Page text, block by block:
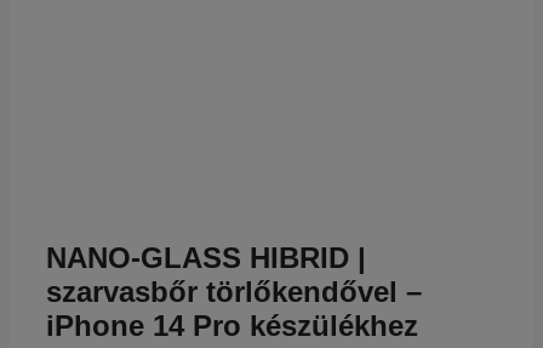
NANO-GLASS HIBRID |
szarvasbőr törlőkendővel –
iPhone 14 Pro készülékhez